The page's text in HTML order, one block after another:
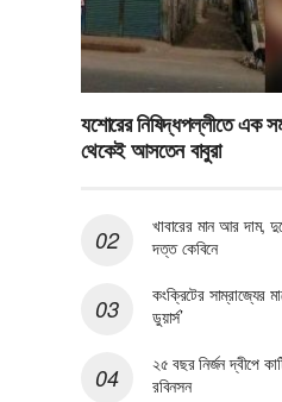
যশোরের নিষিদ্ধপল্লীতে এক
থেকেই আসতেন বাবুরা
খাবারের মান আর দাম,
দত্ত কেবিনে
কংক্রিটের সাম্রাজ্যের
ডুয়ার্স’
২৫ বছর নির্জন দ্বীপে
রবিনসন